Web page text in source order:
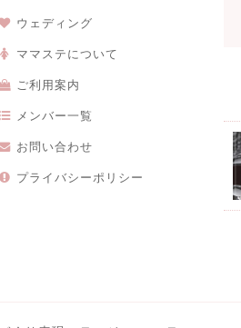
ウェディング
ママステについて
ご利用案内
メンバー一覧
お問い合わせ
プライバシーポリシー